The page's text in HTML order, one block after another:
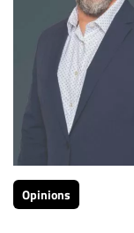
Opinions